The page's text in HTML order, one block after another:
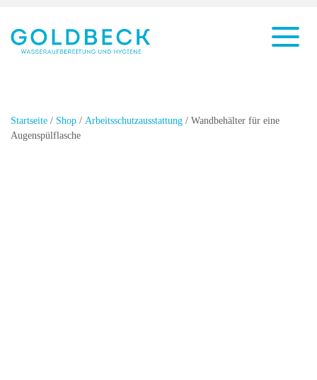
Startseite / Shop / Arbeitsschutzausstattung / Wandbehälter für eine
Augenspülflasche